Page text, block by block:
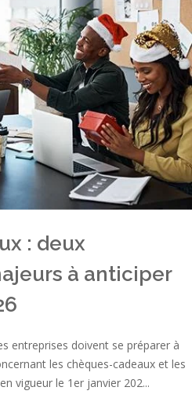
: deux
à anticiper
entreprises doivent se préparer à
les chèques-cadeaux et les
vigueur le 1er janvier 202...